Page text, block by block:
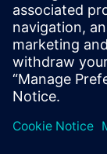
scenarija koja
scenarije
transformaciju
Saznajte više